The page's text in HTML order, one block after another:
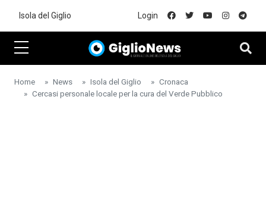
Isola del Giglio Login
Home News Isola del Giglio
Cronaca
Cercasi personale locale per la cura del Verde Pubblico